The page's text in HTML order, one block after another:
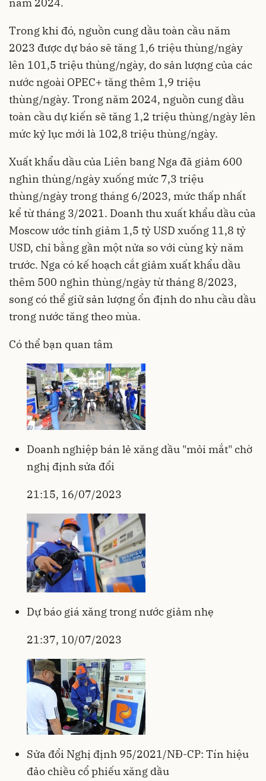
Trong khi đó, nguồn cung dầu toàn cầu năm
2023 được dự báo sẽ tăng 1,6 triệu thùng/ngày
lên 101,5 triệu thùng/ngày, do sản lượng của các
nước ngoài OPEC+ tăng thêm 1,9 triệu
thùng/ngày. Trong năm 2024, nguồn cung dầu
toàn cầu dự kiến sẽ tăng 1,2 triệu thùng/ngày lên
mức kỷ lục mới là 102,8 triệu thùng/ngày.
Xuất khẩu dầu của Liên bang Nga đã giảm 600
nghìn thùng/ngày xuống mức 7,3 triệu
thùng/ngày trong tháng 6/2023, mức thấp nhất
kể từ tháng 3/2021. Doanh thu xuất khẩu dầu của
Moscow ước tính giảm 1,5 tỷ USD xuống 11,8 tỷ
USD, chỉ bằng gần một nửa so với cùng kỳ năm
trước. Nga có kế hoạch cắt giảm xuất khẩu dầu
thêm 500 nghìn thùng/ngày từ tháng 8/2023,
song có thể giữ sản lượng ổn định do nhu cầu dầu
trong nước tăng theo mùa.
Có thể bạn quan tâm
Doanh nghiệp bán lẻ xăng dầu "mỏi mắt" chờ
nghị định sửa đổi
21:15, 16/07/2023
Dự báo giá xăng trong nước giảm nhẹ
21:37, 10/07/2023
Sửa đổi Nghị định 95/2021/NĐ-CP: Tín hiệu
đảo chiều cổ phiếu xăng dầu